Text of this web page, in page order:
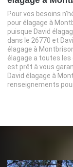
Pour vos besoins
pour élagage à
puisque David
dans le 26770 et
élagage à
élagage a toutes les
est prêt à vous
David élagage à
renseignements